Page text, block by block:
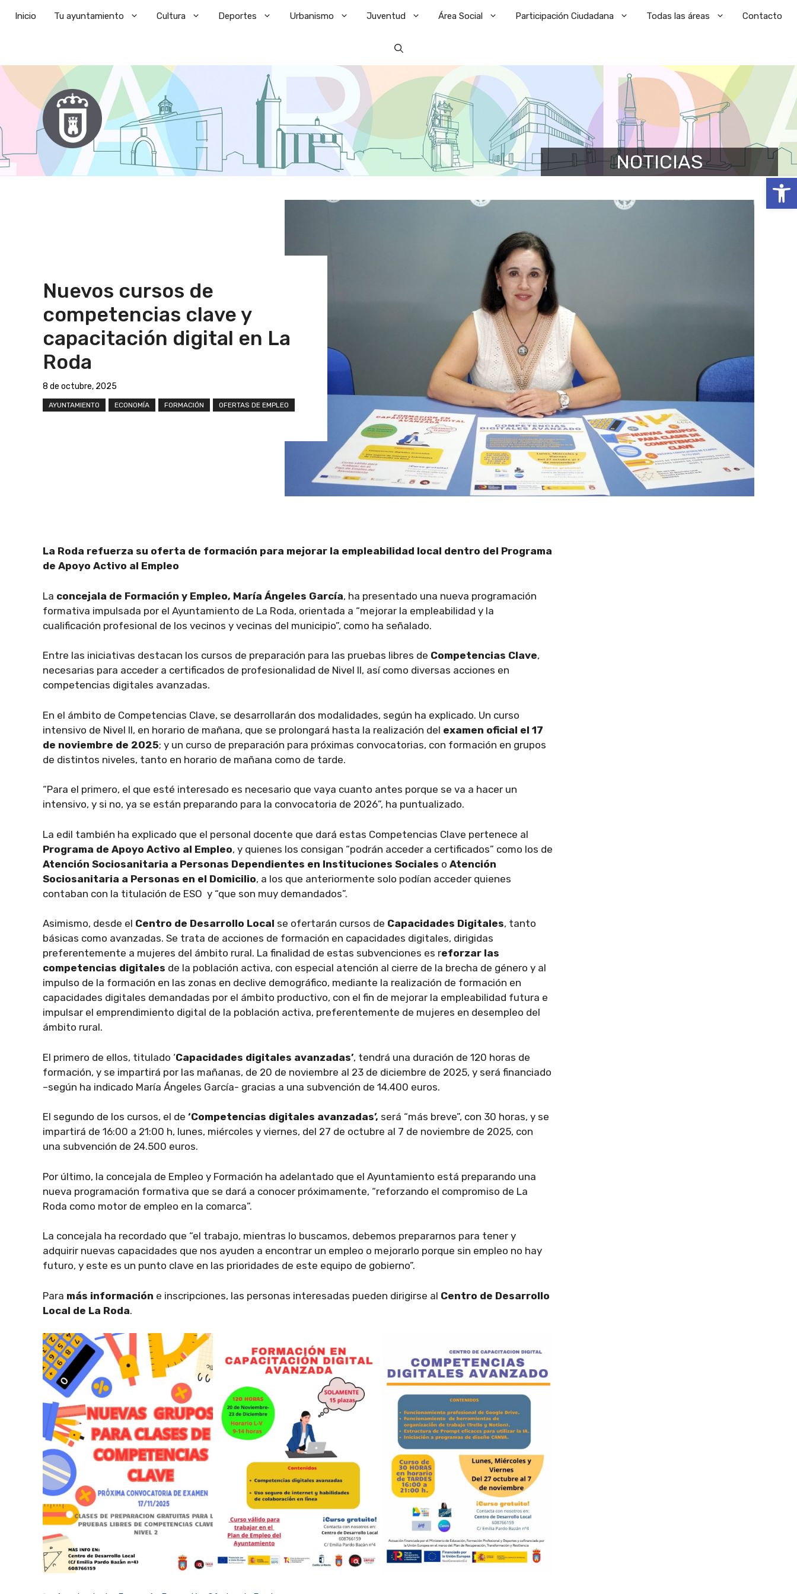
Abrir
Inicio Tu ayuntamiento Cultura Deportes Urbanismo Juventud Área Social Participación Ciudadana Todas las áreas Contacto
NOTICIAS
Nuevos cursos de
competencias clave y
capacitación digital en La
Roda
8 de octubre, 2025
AYUNTAMIENTO ECONOMÍA FORMACIÓN OFERTAS DE EMPLEO
La Roda refuerza su oferta de formación para mejorar la empleabilidad local dentro del Programa
de Apoyo Activo al Empleo
La concejala de Formación y Empleo, María Ángeles García, ha presentado una nueva programación
formativa impulsada por el Ayuntamiento de La Roda, orientada a “mejorar la empleabilidad y la
cualificación profesional de los vecinos y vecinas del municipio”, como ha señalado.
Entre las iniciativas destacan los cursos de preparación para las pruebas libres de Competencias Clave,
necesarias para acceder a certificados de profesionalidad de Nivel II, así como diversas acciones en
competencias digitales avanzadas.
En el ámbito de Competencias Clave, se desarrollarán dos modalidades, según ha explicado. Un curso
intensivo de Nivel II, en horario de mañana, que se prolongará hasta la realización del examen oficial el 17
de noviembre de 2025; y un curso de preparación para próximas convocatorias, con formación en grupos
de distintos niveles, tanto en horario de mañana como de tarde.
“Para el primero, el que esté interesado es necesario que vaya cuanto antes porque se va a hacer un
intensivo, y si no, ya se están preparando para la convocatoria de 2026”, ha puntualizado.
La edil también ha explicado que el personal docente que dará estas Competencias Clave pertenece al
Programa de Apoyo Activo al Empleo, y quienes los consigan “podrán acceder a certificados” como los de
Atención Sociosanitaria a Personas Dependientes en Instituciones Sociales o Atención
Sociosanitaria a Personas en el Domicilio, a los que anteriormente solo podían acceder quienes
contaban con la titulación de ESO y “que son muy demandados”.
Asimismo, desde el Centro de Desarrollo Local se ofertarán cursos de Capacidades Digitales, tanto
básicas como avanzadas. Se trata de acciones de formación en capacidades digitales, dirigidas
preferentemente a mujeres del ámbito rural. La finalidad de estas subvenciones es reforzar las
competencias digitales de la población activa, con especial atención al cierre de la brecha de género y al
impulso de la formación en las zonas en declive demográfico, mediante la realización de formación en
capacidades digitales demandadas por el ámbito productivo, con el fin de mejorar la empleabilidad futura e
impulsar el emprendimiento digital de la población activa, preferentemente de mujeres en desempleo del
ámbito rural.
El primero de ellos, titulado ‘Capacidades digitales avanzadas’, tendrá una duración de 120 horas de
formación, y se impartirá por las mañanas, de 20 de noviembre al 23 de diciembre de 2025, y será financiado
–según ha indicado María Ángeles García- gracias a una subvención de 14.400 euros.
El segundo de los cursos, el de ‘Competencias digitales avanzadas’, será “más breve”, con 30 horas, y se
impartirá de 16:00 a 21:00 h, lunes, miércoles y viernes, del 27 de octubre al 7 de noviembre de 2025, con
una subvención de 24.500 euros.
Por último, la concejala de Empleo y Formación ha adelantado que el Ayuntamiento está preparando una
nueva programación formativa que se dará a conocer próximamente, “reforzando el compromiso de La
Roda como motor de empleo en la comarca”.
La concejala ha recordado que “el trabajo, mientras lo buscamos, debemos prepararnos para tener y
adquirir nuevas capacidades que nos ayuden a encontrar un empleo o mejorarlo porque sin empleo no hay
futuro, y este es un punto clave en las prioridades de este equipo de gobierno”.
Para más información e inscripciones, las personas interesadas pueden dirigirse al Centro de Desarrollo
Local de La Roda.